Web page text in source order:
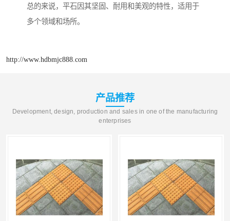
总的来说，平石因其坚固、耐用和美观的特性，适用于
多个领域和场所。
http://www.hdbmjc888.com
产品推荐
Development, design, production and sales in one of the manufacturing
enterprises